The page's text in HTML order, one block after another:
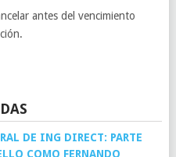
antes del vencimiento
DE ING DIRECT: PARTE
COMO FERNANDO